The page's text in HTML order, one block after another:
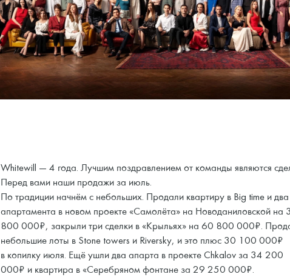
Whitewill — 4 года. Лучшим поздравлением от команды являются
Перед вами наши продажи за июль.
По традиции начнём с небольших. Продали квартиру в Big time и два
апартамента в новом проекте «Самолёта» на Новоданиловской на
800 000₽, закрыли три сделки в «Крыльях» на 60 800 000₽.
небольшие лоты в Stone towers и Riversky, и это плюс 30 100 000₽
в копилку июля. Ещё ушли два апарта в проекте Chkalov за 34 200
000₽ и квартира в «Серебряном фонтане за 29 250 000₽.